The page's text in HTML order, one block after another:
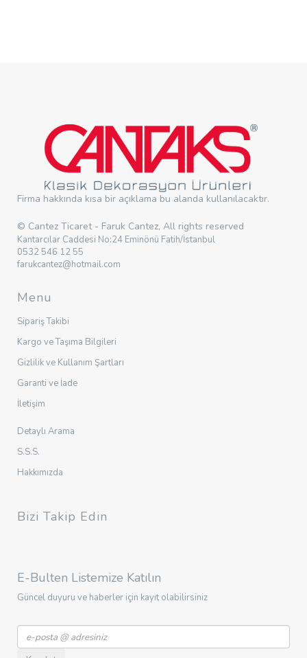
Firma hakkında kısa bir açıklama bu alanda kullanılacaktır.
© Cantez Ticaret - Faruk Cantez, All rights reserved
Kantarcılar Caddesi No:24 Eminönü Fatih/İstanbul
0532 546 12 55
farukcantez@hotmail.com
Menu
Sipariş Takibi
Kargo ve Taşıma Bilgileri
Gizlilik ve Kullanım Şartları
Garanti ve İade
İletişim
Detaylı Arama
S.S.S.
Hakkımızda
Bizi Takip Edin
E-Bulten Listemize Katılın
Güncel duyuru ve haberler için kayıt olabilirsiniz